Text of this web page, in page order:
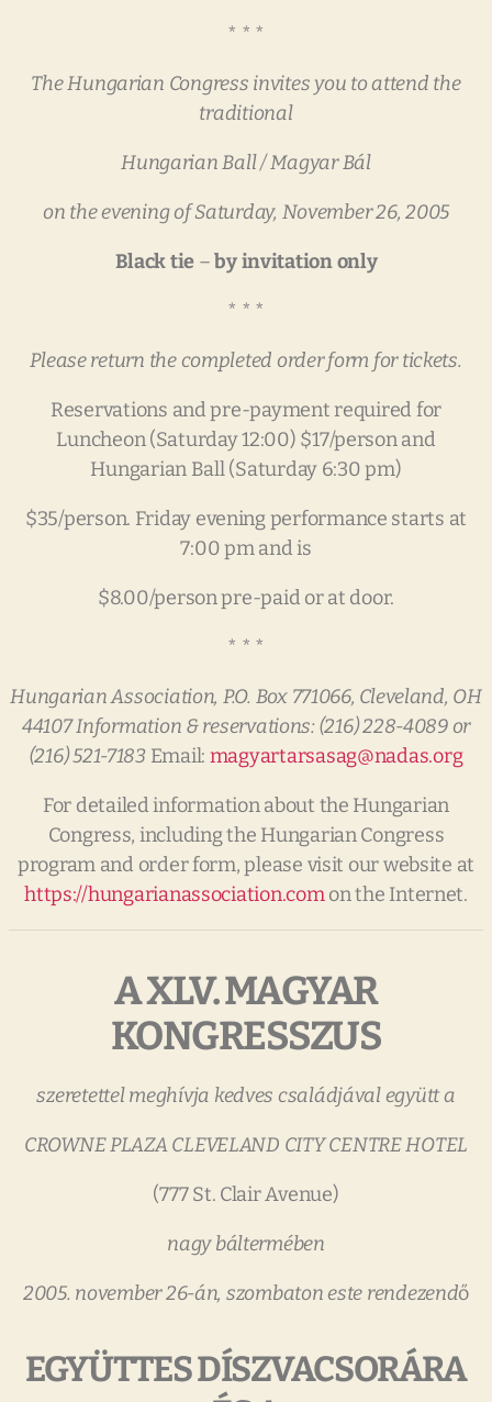
* * *
TheHungarian Congress invites you toattend the
traditional
Hungarian Ball/MagyarBál
on theevening of Saturday, November26, 2005
Blacktie –byinvitationonly
* * *
Pleasereturn thecompleted order form for tickets.
Reservations and pre-payment required for
Luncheon (Saturday 12:00) $17/person and
Hungarian Ball (Saturday 6:30 pm)
$35/person. Friday evening performance starts at
7:00 pm and is
$8.00/person pre-paid or at door.
* * *
Hungarian Association, P.O. Box 771066, Cleveland, OH
44107Information &reservations: (216)228-4089 or
(216)521-7183 Email: magyartarsasag@nadas.org
For detailed information about the Hungarian
Congress, including the Hungarian Congress
program and order form, please visit our website at
https://hungarianassociation.comon the Internet.
AXLV.MAGYAR
KONGRESSZUS
szeretettel meghívja kedves családjávalegyütta
CROWNEPLAZACLEVELAND CITYCENTREHOTEL
(777 St. Clair Avenue)
nagy báltermében
2005. november26-án, szombatoneste rendezendő
EGYÜTTESDÍSZVACSORÁRA